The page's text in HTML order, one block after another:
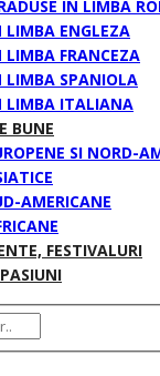
IN LIMBA
LIMBA ENGLEZA
LIMBA FRANCEZA
LIMBA SPANIOLA
LIMBA ITALIANA
BUNE
SI NORD-
AMERICANE
FESTIVALURI